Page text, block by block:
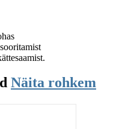
Näita rohkem